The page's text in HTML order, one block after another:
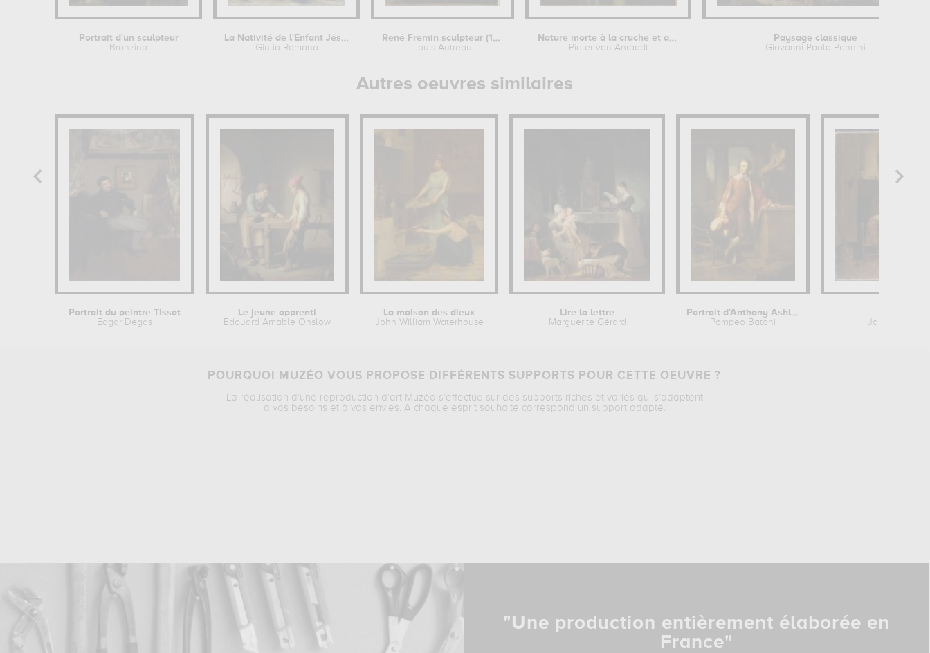
Portrait d'un sculpteur
Bronzino
La Nativité de l'Enfant Jésus avec...
Giulio Romano
René Fremin sculpteur (1672-1744)
Louis Autreau
Nature morte à la cruche et aux...
Pieter van Anraadt
Paysage classique
Giovanni Paolo Pannini
Autres oeuvres similaires
Portrait du peintre Tissot
Edgar Degas
Le jeune apprenti
Edouard Amable Onslow
La maison des dieux
John William Waterhouse
Lire la lettre
Marguerite Gérard
Portrait d'Anthony Ashley-Cooper
Pompeo Batoni
Jan Josef
POURQUOI MUZÉO VOUS PROPOSE DIFFÉRENTS SUPPORTS POUR CETTE OEUVRE ?
La réalisation d’une reproduction d’art Muzéo s’effectue sur des supports riches et variés qui s’adaptent
à vos besoins et à vos envies. A chaque esprit souhaité correspond un support adapté.
"Une production entièrement élaborée en
France"